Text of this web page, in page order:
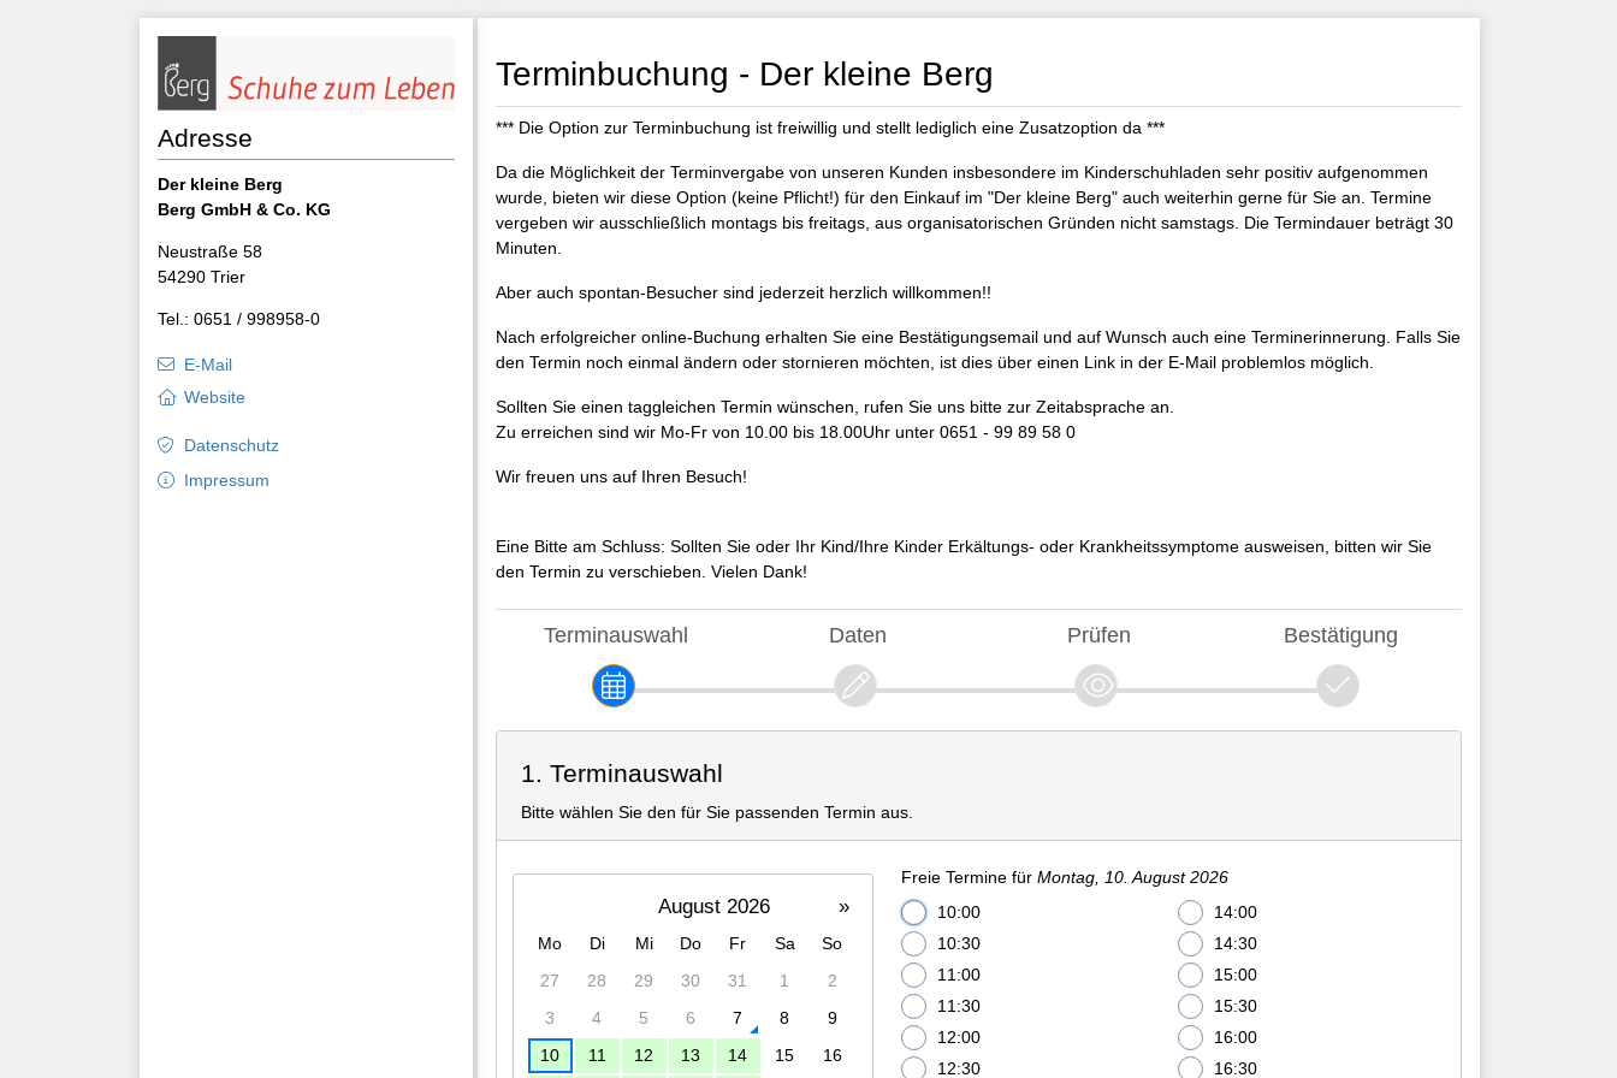
Terminbuchung - Der kleine Berg
*** Die Option zur Terminbuchung ist freiwillig und stellt lediglich eine Zusatzoption da ***
Da die Möglichkeit der Terminvergabe von unseren Kunden insbesondere im Kinderschuhladen sehr positiv aufgenommen
wurde, bieten wir diese Option (keine Pflicht!) für den Einkauf im "Der kleine Berg" auch weiterhin gerne für Sie an. Termine
vergeben wir ausschließlich montags bis freitags, aus organisatorischen Gründen nicht samstags. Die Termindauer beträgt 30
Minuten.
Aber auch spontan-Besucher sind jederzeit herzlich willkommen!!
Nach erfolgreicher online-Buchung erhalten Sie eine Bestätigungsemail und auf Wunsch auch eine Terminerinnerung. Falls Sie
den Termin noch einmal ändern oder stornieren möchten, ist dies über einen Link in der E-Mail problemlos möglich.
Sollten Sie einen taggleichen Termin wünschen, rufen Sie uns bitte zur Zeitabsprache an.
Zu erreichen sind wir Mo-Fr von 10.00 bis 18.00Uhr unter 0651 - 99 89 58 0
Wir freuen uns auf Ihren Besuch!
Eine Bitte am Schluss: Sollten Sie oder Ihr Kind/Ihre Kinder Erkältungs- oder Krankheitssymptome ausweisen, bitten wir Sie
den Termin zu verschieben. Vielen Dank!
Terminauswahl Daten Prüfen Bestätigung
1. Terminauswahl
Bitte wählen Sie den für Sie passenden Termin aus.
August 2026 »
Mo Di Mi Do Fr Sa
So
27
28 29 30 31 1
2
3
4 5 6 7 8
9
10
11 12 13 14 15 16
Freie Termine für Montag, 10. August 2026
10:00
10:30
11:00
11:30
12:00
12:30
14:00
14:30
15:00
15:30
16:00
16:30
Adresse
Der kleine Berg
Berg GmbH & Co. KG
Neustraße 58
54290 Trier
Tel.: 0651 / 998958-0
E-Mail
Website
Datenschutz
Impressum